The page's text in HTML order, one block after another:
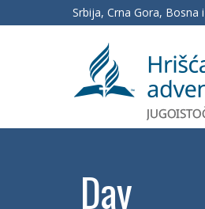
Srbija, Crna Gora, Bosna
Day